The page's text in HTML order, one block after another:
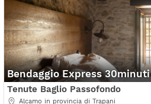
Bendaggio Express 30minuti
Tenute Baglio Passofondo
Alcamo in provincia di Trapani